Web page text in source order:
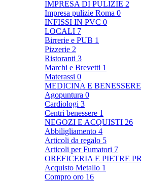
IMPRESA DI PULIZIE 2
Impresa pulizie Roma 0
INFISSI IN PVC 0
LOCALI 7
Birrerie e PUB 1
Pizzerie 2
Ristoranti 3
Marchi e Brevetti 1
Materassi 0
MEDICINA E BENESSERE
Agopuntura 0
Cardiologi 3
Centri benessere 1
NEGOZI E ACQUISTI 26
Abbiligliamento 4
Articoli da regalo 5
Articoli per Fumatori 7
OREFICERIA E PIETRE
Acquisto Metallo 1
Compro oro 16